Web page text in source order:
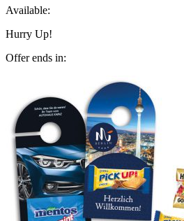
Available:
Hurry Up!
Offer ends in: